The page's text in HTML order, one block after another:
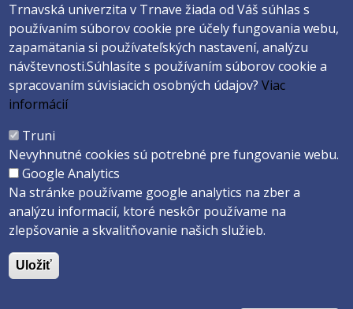
Footer
menu
3
Katalóg knižnice
Telefónny zoznam
Trnavská univerzita
Footer
menu
4
E-shop
Facebook
Instagram
Youtube
Päta
Správca obsahu
Vyhlásenie o prístupnosti
Cookies
Copyright ©2026 Filozofická fakulta · Trnavská Univerzita v Trnave
Created by
Trnavská univerzita v Trnave žiada od Váš súhlas s
používaním súborov cookie pre účely fungovania webu,
zapamätania si používateľských nastavení, analýzu
návštevnosti.Súhlasíte s používaním súborov cookie a
spracovaním súvisiacich osobných údajov?Viac
informácií
Truni
Nevyhnutné cookies sú potrebné pre fungovanie webu.
Google Analytics
Na stránke používame google analytics na zber a
analýzu informacií, ktoré neskôr používame na
zlepšovanie a skvalitňovanie našich služieb.
Uložiť